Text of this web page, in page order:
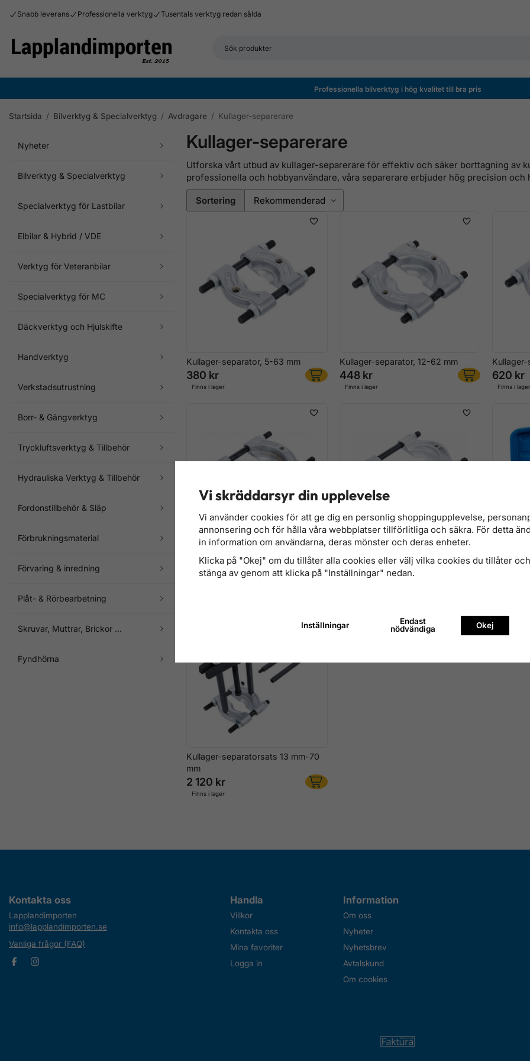
Snabb leverans Professionella verktyg Tusentals verktyg redan sålda
Professionella bilverktyg i hög kvalitet till bra pris
Startsida / Bilverktyg & Specialverktyg / Avdragare / Kullager-separerare
Nyheter
Bilverktyg & Specialverktyg
Specialverktyg för Lastbilar
Elbilar & Hybrid / VDE
Verktyg för Veteranbilar
Specialverktyg för MC
Däckverktyg och Hjulskifte
Handverktyg
Verkstadsutrustning
Borr- & Gängverktyg
Tryckluftsverktyg & Tillbehör
Hydrauliska Verktyg & Tillbehör
Fordonstillbehör & Släp
Förbrukningsmaterial
Förvaring & inredning
Plåt- & Rörbearbetning
Skruvar, Muttrar, Brickor ...
Fyndhörna
Kullager-separerare
Utforska vårt utbud av kullager-separerare för effektiv och säker borttagning av
professionella och hobbyanvändare, våra separerare erbjuder hög precision
Sortering
Kullager-separator, 5-63 mm
380 kr
Finns i lager
Kullager-separator, 12-62 mm
448 kr
Finns i lager
620 kr
Finns i lager
1 516 kr 3 860 kr
med
Kullager-separatorsats 13 mm-70
mm
2 120 kr
Finns i lager
Kontakta oss
Lapplandimporten
info@lapplandimporten.se
Vanliga frågor (FAQ)
Handla
Villkor
Kontakta oss
Mina favoriter
Logga in
Information
Om oss
Nyheter
Nyhetsbrev
Avtalskund
Om cookies
Vi skräddarsyr din upplevelse
Vi använder cookies för att ge dig en personlig shoppingupplevelse,
annonsering och för hålla våra webbplatser tillförlitliga och säkra. För detta
in information om användarna, deras mönster och deras enheter.
Klicka på "Okej" om du tillåter alla cookies eller välj vilka cookies du tillåter
stänga av genom att klicka på "Inställningar" nedan.
Inställningar
Endast
nödvändiga
Okej